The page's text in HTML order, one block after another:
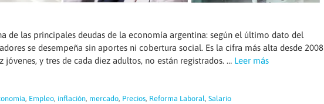
de las principales deudas de la economía argentina: según el último dato del
se desempeña sin aportes ni cobertura social. Es la cifra más alta desde 2008
jóvenes, y tres de cada diez adultos, no están registrados. … Leer más
, Empleo, inflación, mercado, Precios, Reforma Laboral,Salario